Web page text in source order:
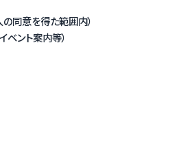
同意を得た範囲内）
ント案内等）